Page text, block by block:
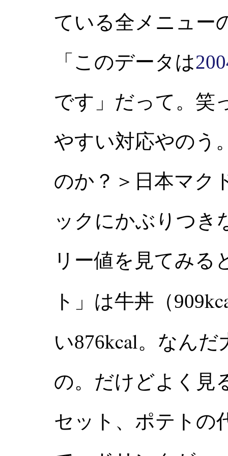
ている全メニュー
「このデータは
です」だって。笑
やすい対応やのう
のか？＞日本マク
ックにかぶりつき
リー値を見てみる
ト」は牛丼（909
い876kcal。なんだ
の。だけどよく見
セット、ポテトの